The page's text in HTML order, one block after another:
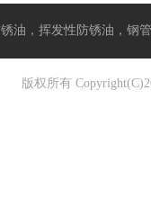
油，挥发性防锈油，
, 精密研磨油, 不锈钢攻
版权所有